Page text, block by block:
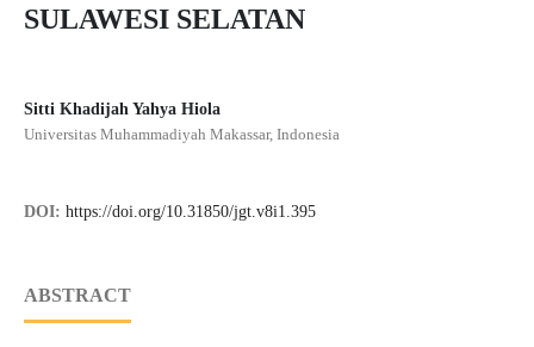
SULAWESI SELATAN
Sitti Khadijah Yahya Hiola
Universitas Muhammadiyah Makassar, Indonesia
DOI: https://doi.org/10.31850/jgt.v8i1.395
ABSTRACT